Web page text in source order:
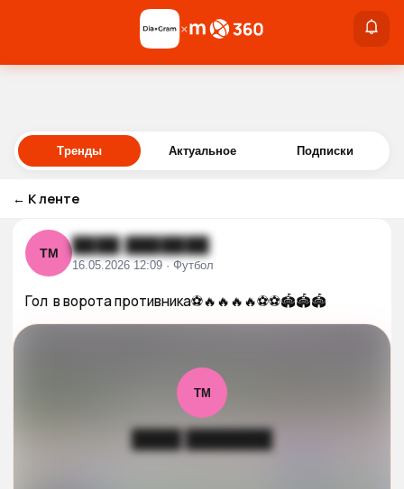
Войти
×
Тренды Актуальное Подписки
← К ленте
ТМ ████ ███████
16.05.2026 12:09 · Футбол
Гол  в ворота противника⚽️🔥🔥🔥🔥⚽️⚽️🏟️🏟️🏟️
ТМ
████ ███████